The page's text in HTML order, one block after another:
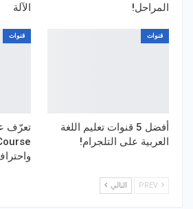
المراحل!
الآلة
قنوات
أفضل 5 قنوات تعليم اللغة
العربية على التلجرام!
قنوات
تعرّف
التالي